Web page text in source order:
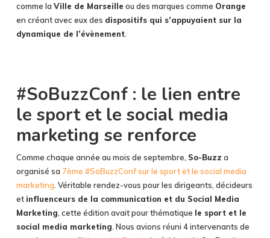
comme la Ville de Marseille ou des marques comme Orange
en créant avec eux des dispositifs qui s’appuyaient sur la
dynamique de l’évènement.
#SoBuzzConf : le lien entre
le sport et le social media
marketing se renforce
Comme chaque année au mois de septembre, So-Buzz a
organisé sa 7ème #SoBuzzConf sur le sport et le social media
marketing . Véritable rendez-vous pour les dirigeants, décideurs
et influenceurs de la communication et du Social Media
Marketing , cette édition avait pour thématique le sport et le
social media marketing . Nous avions réuni 4 intervenants de